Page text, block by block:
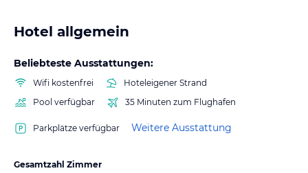
Hotel allgemein
Beliebteste Ausstattungen:
Wifi kostenfrei
Hoteleigener Strand
Pool verfügbar
35 Minuten zum Flughafen
Parkplätze verfügbar Weitere Ausstattung
Gesamtzahl Zimmer